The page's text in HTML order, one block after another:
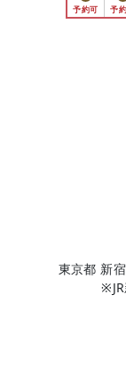
東京都 新